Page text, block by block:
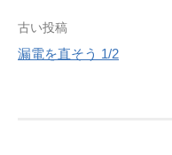
投
稿
古い投稿
漏電を直そう 1/2